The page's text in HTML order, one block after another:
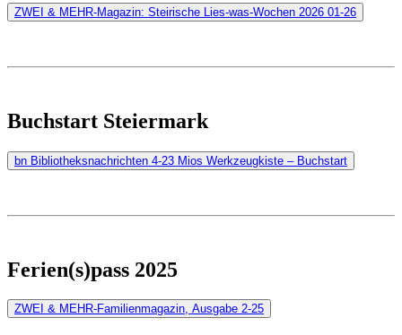
ZWEI & MEHR-Magazin: Steirische Lies-was-Wochen 2026 01-26
Buchstart Steiermark
bn Bibliotheksnachrichten 4-23 Mios Werkzeugkiste – Buchstart
Ferien(s)pass 2025
ZWEI & MEHR-Familienmagazin, Ausgabe 2-25